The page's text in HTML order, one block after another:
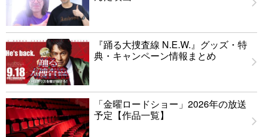
『踊る大捜査線 N.E.W.』グッズ・特
典・キャンペーン情報まとめ
「金曜ロードショー」2026年の放送
予定【作品一覧】